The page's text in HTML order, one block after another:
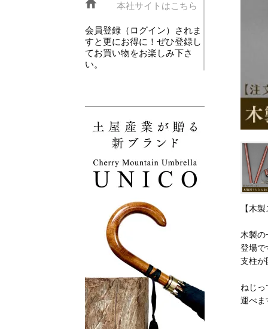
【木
木製の
登場で
支柱が
ねじっ
運べま
本社サイトはこちら
会員登録（ログイン）されま
すと更にお得に！ぜひ登録し
てお買い物をお楽しみ下さ
い。